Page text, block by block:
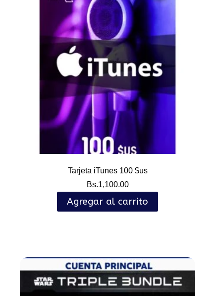
Tarjeta iTunes 100 $us
Bs.1,100.00
Agregar al carrito